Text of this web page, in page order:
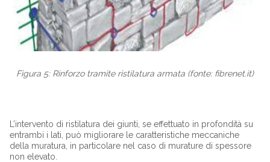
Figura 5: Rinforzo tramite ristilatura armata (fonte: fibrenet.it)
L’intervento di ristilatura dei giunti, se effettuato in profondità su
entrambi i lati, può migliorare le caratteristiche meccaniche
della muratura, in particolare nel caso di murature di spessore
non elevato.